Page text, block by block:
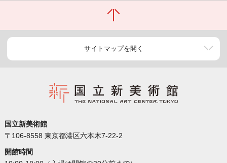
サイトマップを開く
国立新美術館
〒106-8558 東京都港区六本木7-22-2
開館時間